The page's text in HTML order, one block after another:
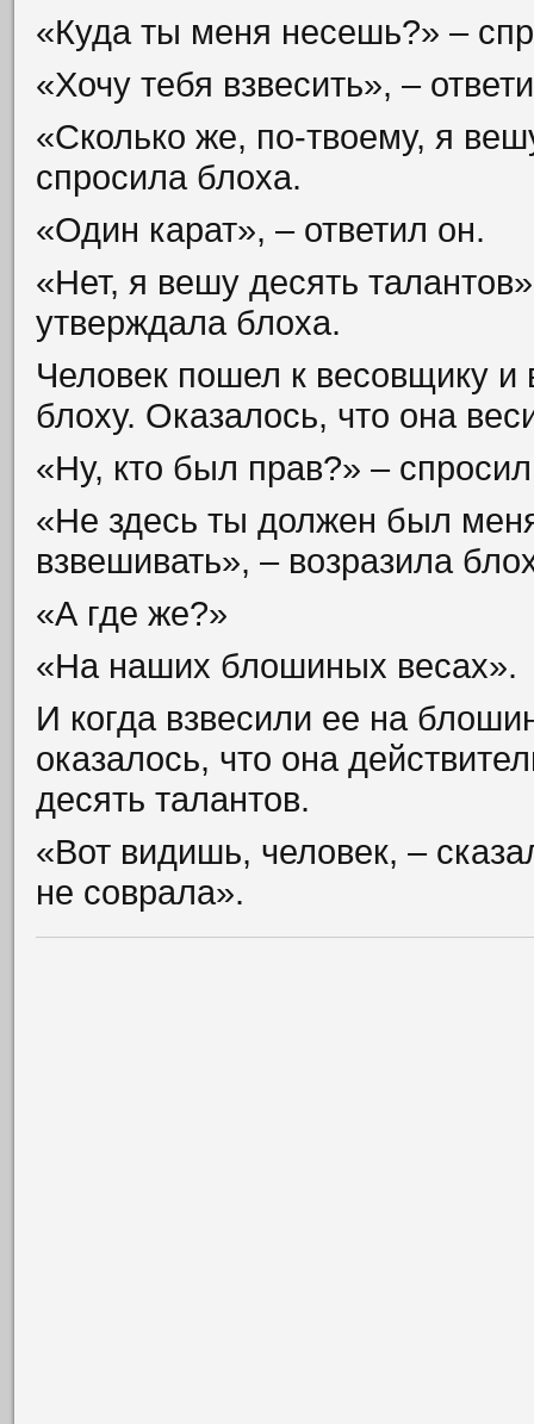
«Куда ты меня несешь?» –
«Хочу тебя взвесить», –
«Сколько же, по-твоему, я
спросила блоха.
«Один карат», – ответил он.
«Нет, я вешу десять
утверждала блоха.
Человек пошел к весовщику и
блоху. Оказалось, что она
«Ну, кто был прав?» –
«Не здесь ты должен был
взвешивать», – возразила
«А где же?»
«На наших блошиных весах».
И когда взвесили ее на
оказалось, что она
десять талантов.
«Вот видишь, человек, –
не соврала».